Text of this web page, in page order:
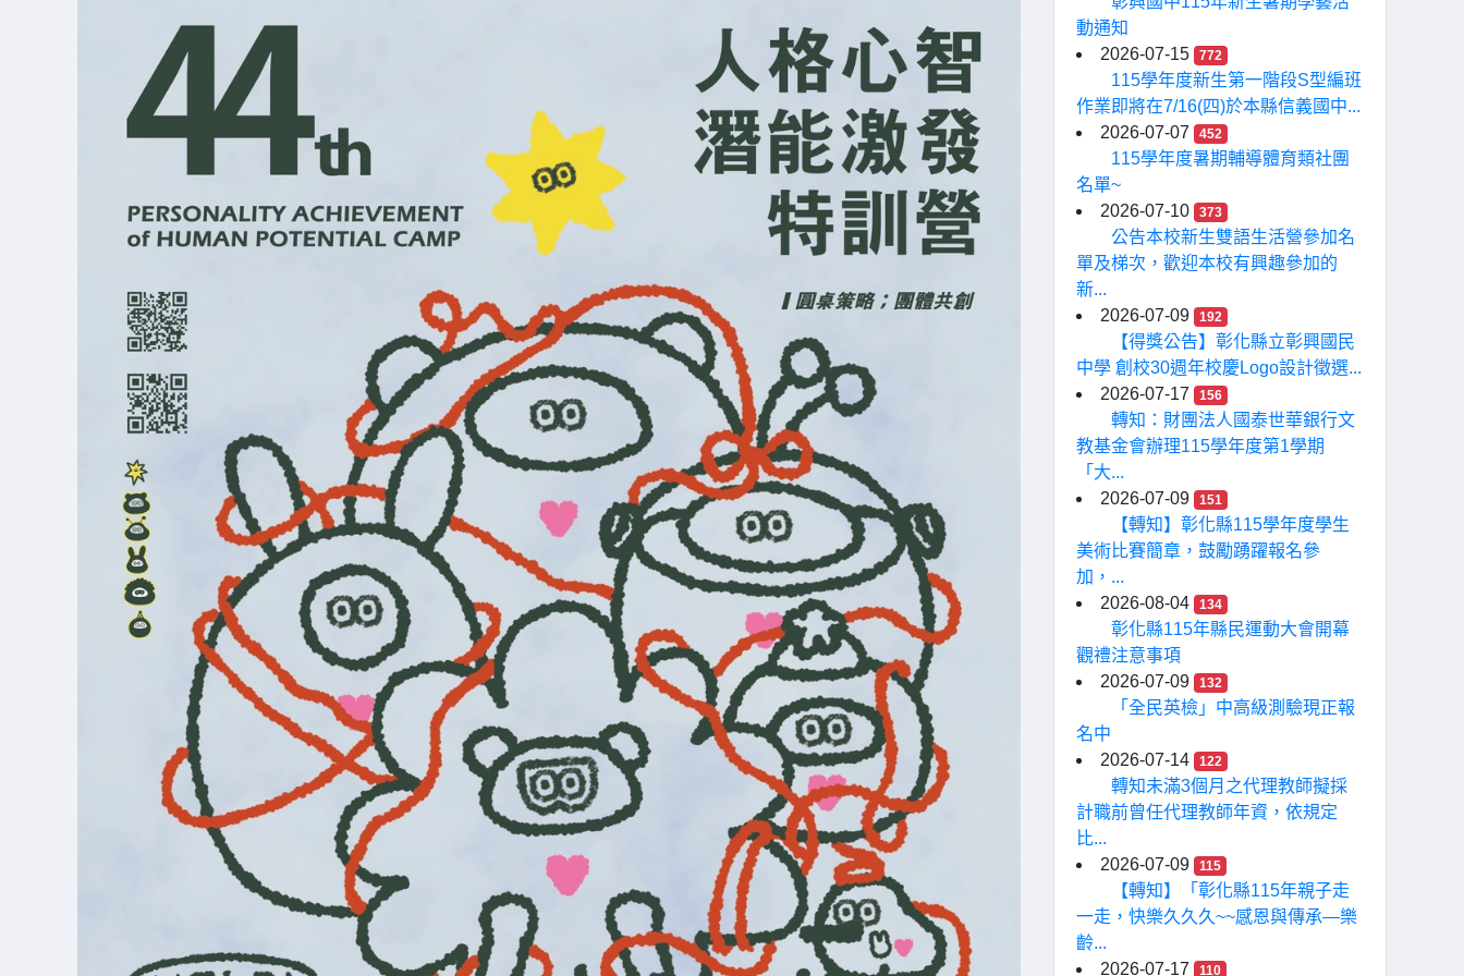
動通知
2026-07-15
772
115學年度新生第一階段S型編班
作業即將在7/16(四)於本縣信義國中...
2026-07-07
452
115學年度暑期輔導體育類社團
名單~
2026-07-10
373
公告本校新生雙語生活營參加名
單及梯次，歡迎本校有興趣參加的
新...
2026-07-09
192
【得獎公告】彰化縣立彰興國民
中學 創校30週年校慶Logo設計徵選...
2026-07-17
156
轉知：財團法人國泰世華銀行文
教基金會辦理115學年度第1學期
「大...
2026-07-09
151
【轉知】彰化縣115學年度學生
美術比賽簡章，鼓勵踴躍報名參
加，...
2026-08-04
134
彰化縣115年縣民運動大會開幕
觀禮注意事項
2026-07-09
132
「全民英檢」中高級測驗現正報
名中
2026-07-14
122
轉知未滿3個月之代理教師擬採
計職前曾任代理教師年資，依規定
比...
2026-07-09
115
【轉知】「彰化縣115年親子走
一走，快樂久久久~~感恩與傳承—樂
齡...
2026-07-17
110